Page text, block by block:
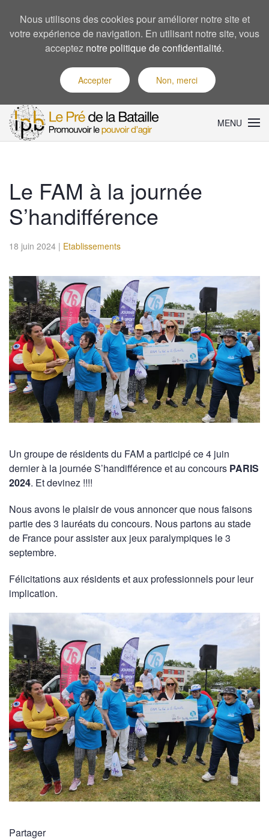
Nous utilisons des cookies pour améliorer notre site et
votre expérience de navigation. En utilisant notre site, vous
acceptez notre politique de confidentialité.
Accepter Non, merci
MENU
Le FAM à la journée
S’handifférence
18 juin 2024 | Etablissements
Un groupe de résidents du FAM a participé ce 4 juin
dernier à la journée S’handifférence et au concours PARIS
2024. Et devinez !!!!
Nous avons le plaisir de vous annoncer que nous faisons
partie des 3 lauréats du concours. Nous partons au stade
de France pour assister aux jeux paralympiques le 3
septembre.
Félicitations aux résidents et aux professionnels pour leur
implication.
Partager